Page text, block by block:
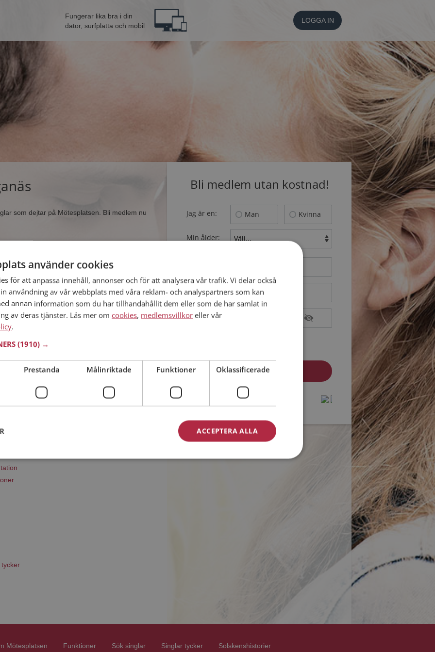
Fungerar lika bra i din
dator, surfplatta och mobil
LOGGA IN
som dejtar på Mötesplatsen. Bli medlem nu
i Skåne län
Emma8305? Du kan se en fullständig profil
foton om du är medlem på Mötesplatsen.
rätt. På Mötesplatsen kan du blir medlem
singlar i Höganäs
Bli medlem utan kostnad!
Jag är en: Man Kvinna
Min ålder:
Redan medlem? Logga in här »
protected byreCAPTCHA
Privacy-Terms
protected byreCAPTCHA
Privacy-Terms
Mötesplatsen Funktioner Sök singlar Singlar tycker Solskenshistorier
använder cookies
för att anpassa innehåll, annonser och för att analysera vår trafik. Vi delar också
användning av vår webbplats med våra reklam- och analyspartners som kan
annan information som du har tillhandahållit dem eller som de har samlat in
av deras tjänster. Läs mer om cookies, medlemsvillkor eller vår
.
(1910) →
Prestanda Målinriktade Funktioner Oklassificerade
ACCEPTERA ALLA